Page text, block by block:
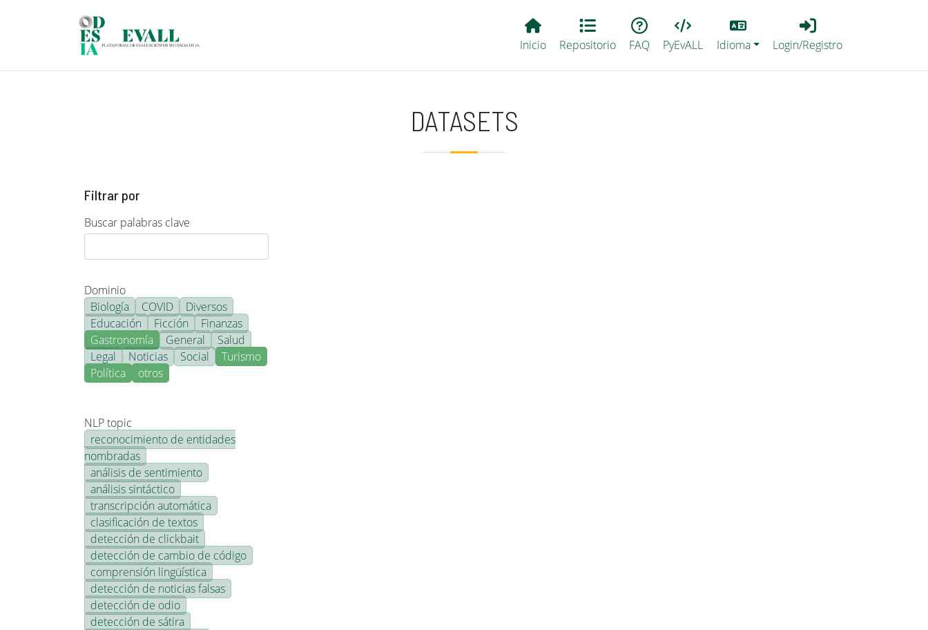
Main EvALL
Inicio Repositorio FAQ PyEvALL
Lang
Idioma
Login_Registro
Login/Registro
DATASETS
Filtrar por
Buscar palabras clave
Dominio
Biología
COVID
Diversos
Educación
Ficción
Finanzas
Gastronomía
General
Salud
Legal
Noticias Social
Turismo
Política
otros
NLP topic
reconocimiento de entidades
nombradas
análisis de sentimiento
análisis sintáctico
transcripción automática
clasificación de textos
detección de clickbait
detección de cambio de código
comprensión lingüística
detección de noticias falsas
detección de odio
detección de sátira